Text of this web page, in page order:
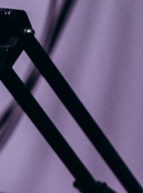
DOKUMENTI